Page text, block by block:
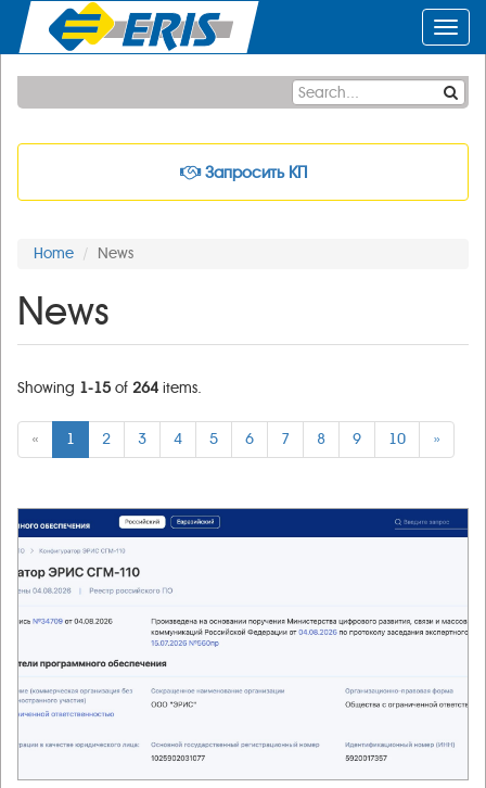
Запросить КП
Home News
News
Showing 1-15of 264 items.
« 1 2 3 4 5 6 7 8 9 10 »